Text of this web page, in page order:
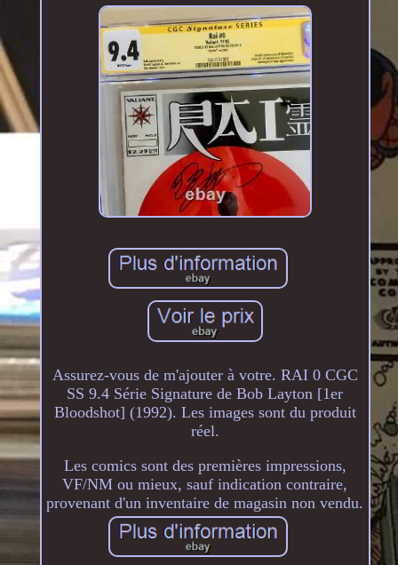
Assurez-vous de m'ajouter à votre. RAI 0 CGC
SS 9.4 Série Signature de Bob Layton [1er
Bloodshot] (1992). Les images sont du produit
réel.
Les comics sont des premières impressions,
VF/NM ou mieux, sauf indication contraire,
provenant d'un inventaire de magasin non vendu.